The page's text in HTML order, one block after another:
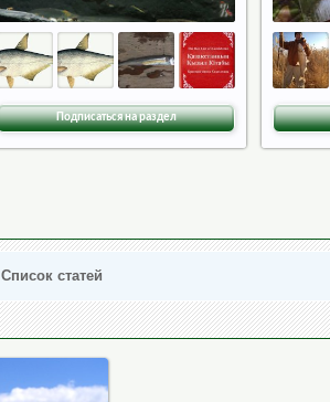
Подписаться на раздел
Список статей